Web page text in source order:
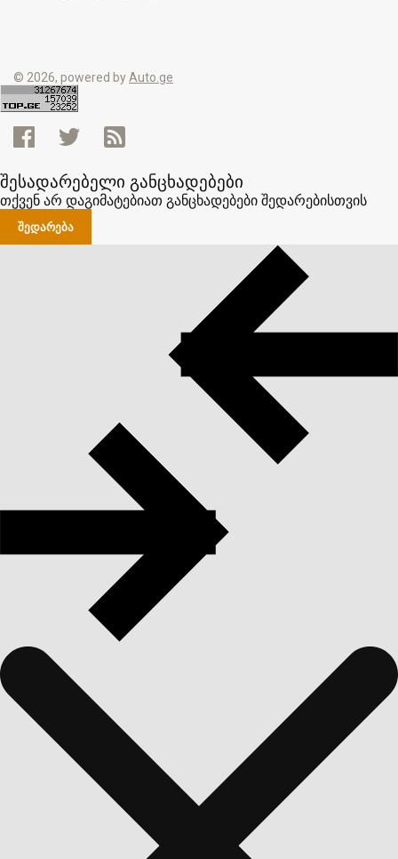
© 2026, powered byAuto.ge
შესადარებელი განცხადებები
თქვენ არ დაგიმატებიათ განცხადებები შედარებისთვის
ᲨᲔᲓᲐᲠᲔᲑᲐ